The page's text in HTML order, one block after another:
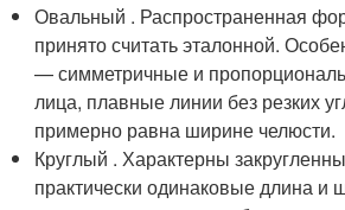
Овальный . Распространенная
принято считать эталонной.
— симметричные и
лица, плавные линии без резких
примерно равна ширине челюсти.
Круглый . Характерны
практически одинаковые длина и